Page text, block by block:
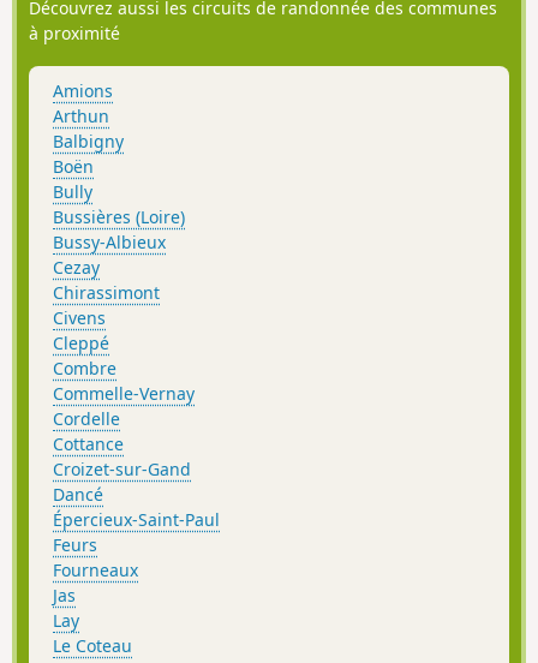
Découvrez aussi les circuits de randonnée des communes
à proximité
Amions
Arthun
Balbigny
Boën
Bully
Bussières (Loire)
Bussy-Albieux
Cezay
Chirassimont
Civens
Cleppé
Combre
Commelle-Vernay
Cordelle
Cottance
Croizet-sur-Gand
Dancé
Épercieux-Saint-Paul
Feurs
Fourneaux
Jas
Lay
Le Coteau